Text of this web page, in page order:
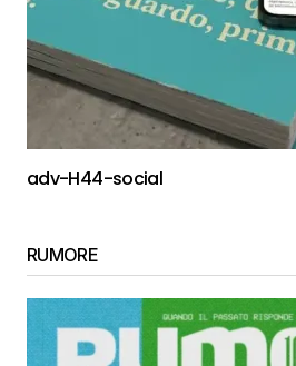
adv-H44-social
RUMORE